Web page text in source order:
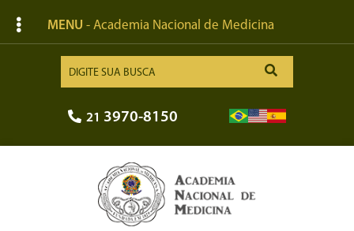
MENU - Academia Nacional de Medicina
21 3970-8150